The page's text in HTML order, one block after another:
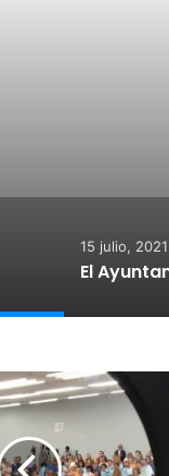
15 julio, 2021